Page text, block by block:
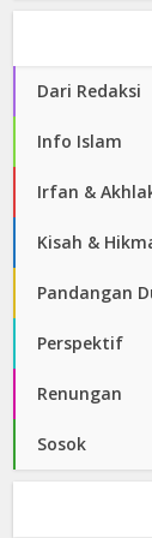
Dari Redaksi
Info Islam
Irfan &
Kisah &
Pandangan
Perspektif
Renungan
Sosok